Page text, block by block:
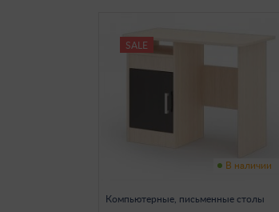
SALE
В наличии
Компьютерные, письменные столы